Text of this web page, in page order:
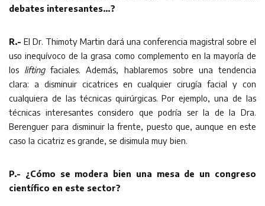
debates interesantes…?
R.- El Dr. Thimoty Martin dará una conferencia magistral sobre el
uso inequívoco de la grasa como complemento en la mayoría de
los liftingfaciales. Además, hablaremos sobre una tendencia
clara: a disminuir cicatrices en cualquier cirugía facial y con
cualquiera de las técnicas quirúrgicas. Por ejemplo, una de las
técnicas interesantes considero que podría ser la de la Dra.
Berenguer para disminuir la frente, puesto que, aunque en este
caso la cicatriz es grande, se disimula muy bien.
P.- ¿Cómo se modera bien una mesa de un congreso
científico en este sector?